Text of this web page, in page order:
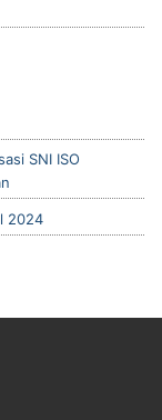
SNI ISO
2024